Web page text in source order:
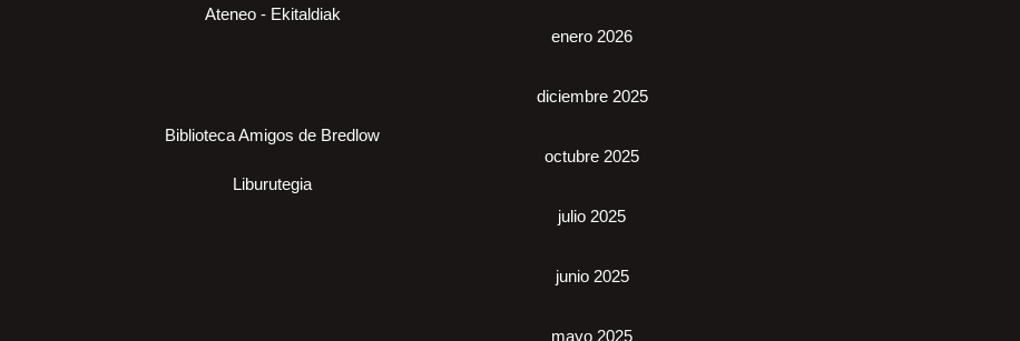
Ateneo - Ekitaldiak
Biblioteca Amigos de Bredlow
Liburutegia
enero 2026
diciembre 2025
octubre 2025
julio 2025
junio 2025
mayo 2025